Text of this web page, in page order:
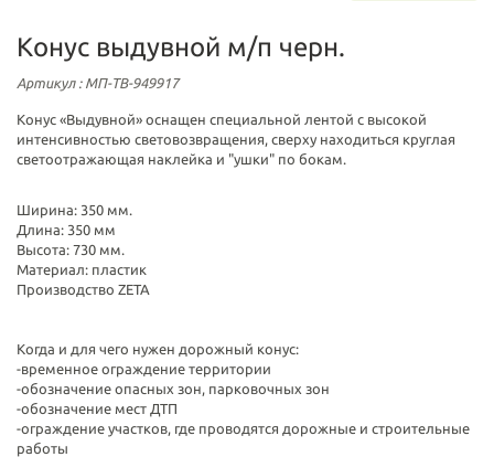
Конус выдувной м/п черн.
Артикул: МП-ТВ-949917
Конус «Выдувной» оснащен специальной лентой с высокой
интенсивностью световозвращения, сверху находиться круглая
светоотражающая наклейка и "ушки" по бокам.
Ширина: 350 мм.
Длина: 350 мм
Высота: 730 мм.
Материал: пластик
Производство ZETA
Когда и для чего нужен дорожный конус:
-временное ограждение территории
-обозначение опасных зон, парковочных зон
-обозначение мест ДТП
-ограждение участков, где проводятся дорожные и строительные
работы